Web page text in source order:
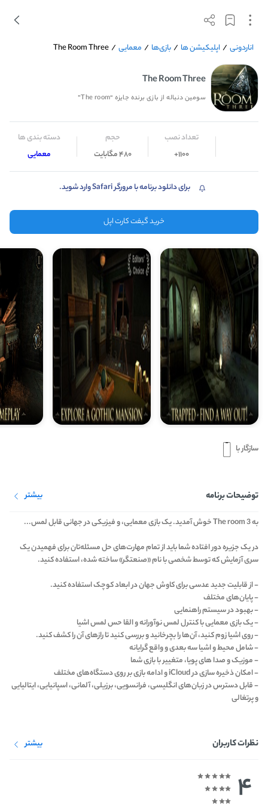
اناردونی / اپلیکیشن ها /بازی‌ها / معمایی /
The Room Three
The Room Three
سومین دنباله از بازی برنده جایزه “The room”
تعداد نصب
1100+
حجم
480 مگابایت
دسته بندی ها
معمایی
برای دانلود برنامه با مرورگر Safari وارد شوید.
خرید گیفت کارت اپل
سازگار با
توضیحات برنامه بیشتر
به The room 3 خوش آمدید. یک بازی معمایی، و فیزیکی در جهانی قابل لمس...
در یک جزیره دور افتاده شما باید از تمام مهارت‌های حل مسئله‌تان برای فهمیدن یک
سری آزمایش که توسط شخصی با نام «صنعتگر» ساخته شده، استفاده کنید.
- از قابلیت جدید عدسی برای کاوش جهان در ابعاد کوچک استفاده کنید.
- پایان‌های مختلف
- بهبود در سیستم راهنمایی
- یک بازی معمایی با کنترل لمس نوآورانه و القا حس لمس اشیا
- روی اشیا زوم کنید، آن‌ها را بچرخانید و بررسی کنید تا رازهای آن را کشف کنید.
- شامل محیط و اشیا سه بعدی و واقع گرایانه
- موزیک و صدا های پویا، متغییر با بازی شما
- امکان ذخیره سازی در iCloud و ادامه بازی بر روی دستگاه‌های مختلف
- قابل دسترس در زبان‌های انگلیسی، فرانسویی، برزیلی، آلمانی، اسپانیایی، ایتالیایی
و پرتغالی
نظرات کاربران بیشتر
4